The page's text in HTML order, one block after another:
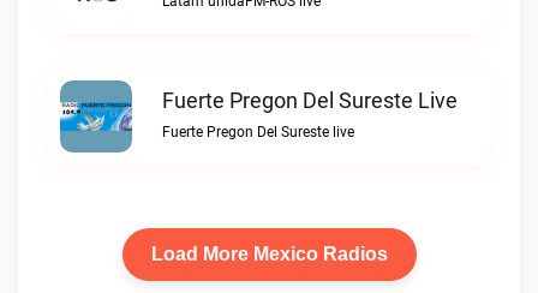
Fuerte Pregon Del Sureste Live
Fuerte Pregon Del Sureste live
Load More Mexico Radios